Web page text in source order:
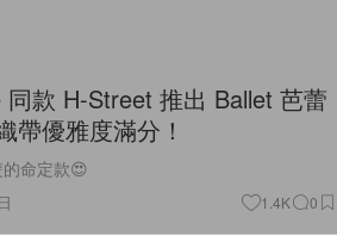
款 H-Street 推出 Ballet 芭蕾
帶優雅度滿分！
命定款😍
1.4K 0